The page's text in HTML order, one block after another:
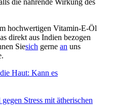
hochwertigen Vitamin-E-Öl
direkt aus Indien bezogen
Siesich gerne an uns
Haut: Kann es
Stress mit ätherischen